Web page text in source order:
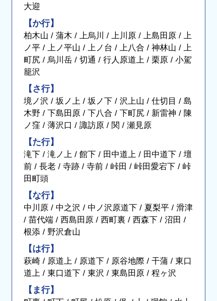
大迎
【か行】
柏木山 / 蒲木 / 上烏川 / 上川原 / 上島田原 / 上
ノ平 / 上ノ平山 / 上ノ台 / 上八合 / 神林山 / 上
町尻 / 烏川岳 / 切通 / 行人原道上 / 栗原 / 小駕
籠沢
【さ行】
境ノ沢 / 坂ノ上 / 坂ノ下 / 沢上山 / 仕切目 / 島
木野 / 下島田原 / 下八合 / 下町尻 / 新雷神 / 陳
ノ窪 / 薄沢口 / 諏訪原 / 関 / 瀬見原
【た行】
滝下 / 滝ノ上 / 館下 / 田中道上 / 田中道下 / 壇
前 / 長老 / 寺跡 / 寺前 / 峠田 / 峠田愛宕下 / 峠
田町頭
【な行】
中川原 / 中之沢 / 中ノ沢原道下 / 夏梨平 / 滑津
/ 苗代端 / 西島田原 / 西町裏 / 西森下 / 沼田 /
根添 / 野沢倉山
【は行】
萩崎 / 原道上 / 原道下 / 原谷地際 / 干蒲 / 東口
道上 / 東口道下 / 東沢 / 東島田原 / 程ヶ沢
【ま行】